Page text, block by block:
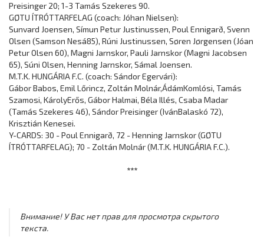
Preisinger 20; 1-3 Tamás Szekeres 90.
GØTU ÍTRÓTTARFELAG (coach: Jóhan Nielsen):
Sunvard Joensen, Símun Petur Justinussen, Poul Ennigarð, Svenn
Olsen (Samson Nesá85), Rúni Justinussen, Søren Jørgensen (Jóan
Petur Olsen 60), Magni Jarnskor, Pauli Jarnskor (Magni Jacobsen
65), Súni Olsen, Henning Jarnskor, Sámal Joensen.
M.T.K. HUNGÁRIA F.C. (coach: Sándor Egervári):
Gábor Babos, Emil Lőrincz, Zoltán Molnár,ÁdámKomlósi, Tamás
Szamosi, KárolyErős, Gábor Halmai, Béla Illés, Csaba Madar
(Tamás Szekeres 46), Sándor Preisinger (IvánBalaskó 72),
Krisztián Kenesei.
Y-CARDS: 30 - Poul Ennigarð, 72 - Henning Jarnskor (GØTU
ÍTRÓTTARFELAG); 70 - Zoltán Molnár (M.T.K. HUNGÁRIA F.C.).
***
Внимание! У Вас нет прав для просмотра скрытого
текста.